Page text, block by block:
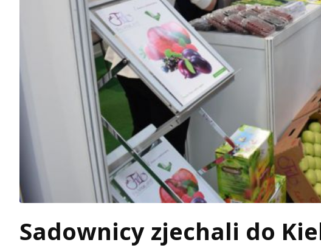
Sadownicy zjechali do